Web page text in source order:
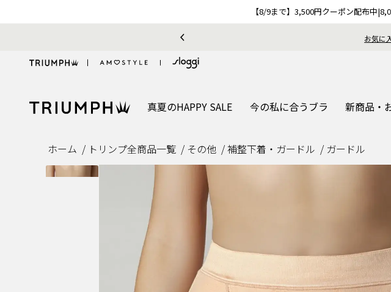
【8/9まで】3,500円クーポン配布中
おうちで
真夏のHAPPY SALE 今の私に合うブラ 新商品・
ホーム トリンプ全商品一覧 その他 補整下着・ガードル ガードル